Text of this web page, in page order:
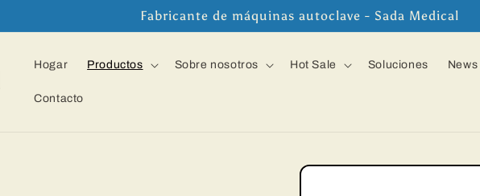
Fabricante de máquinas autoclave - Sada Medical
Hogar Productos Sobre nosotros Hot Sale Soluciones News
Contacto